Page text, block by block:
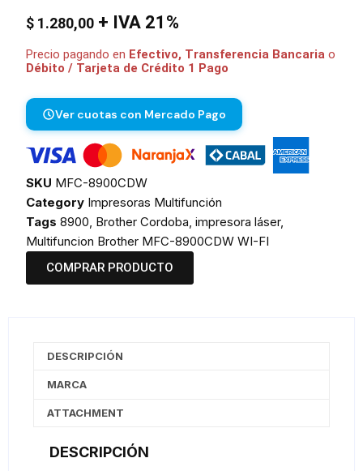
$ 1.280,00 + IVA 21%
Precio pagando en Efectivo, Transferencia Bancaria o
Débito / Tarjeta de Crédito 1 Pago
Ver cuotas con Mercado Pago
SKU MFC-8900CDW
Category Impresoras Multifunción
Tags 8900, Brother Cordoba,impresora láser,
Multifuncion Brother MFC-8900CDW WI-FI
COMPRAR PRODUCTO
DESCRIPCIÓN
MARCA
ATTACHMENT
DESCRIPCIÓN